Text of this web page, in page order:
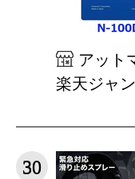
アット
楽天ジャ
30